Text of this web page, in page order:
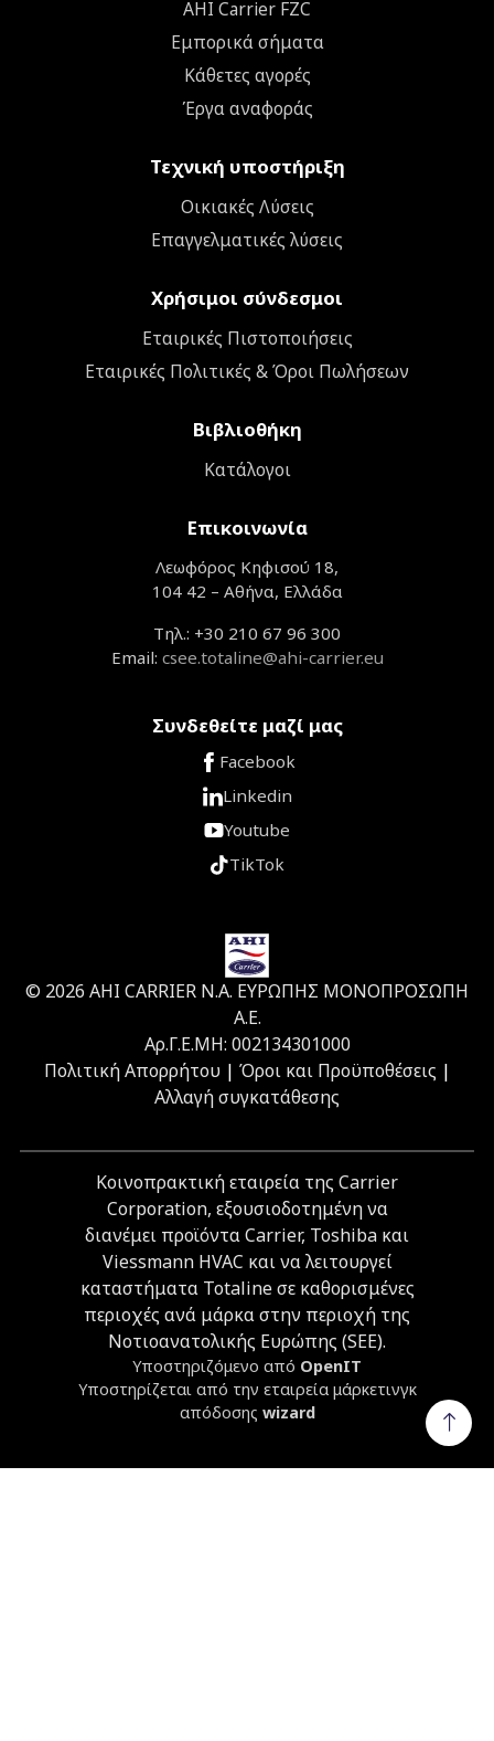
AHI Carrier FZC
Εμπορικά σήματα
Κάθετες αγορές
Έργα αναφοράς
Τεχνική υποστήριξη
Οικιακές Λύσεις
Επαγγελματικές λύσεις
Χρήσιμοι σύνδεσμοι
Εταιρικές Πιστοποιήσεις
Εταιρικές Πολιτικές & Όροι Πωλήσεων
Βιβλιοθήκη
Κατάλογοι
Επικοινωνία
Λεωφόρος Κηφισού 18,
104 42 – Αθήνα, Ελλάδα
Τηλ.: +30 210 67 96 300
Email: csee.totaline@ahi-carrier.eu
Συνδεθείτε μαζί μας
Facebook
Linkedin
Youtube
TikTok
© 2026 ΑΗΙ CARRIER Ν.Α. ΕΥΡΩΠΗΣ ΜΟΝΟΠΡΟΣΩΠΗ
Α.Ε.
Αρ.Γ.Ε.ΜΗ: 002134301000
Πολιτική Απορρήτου | Όροι και Προϋποθέσεις |
Αλλαγή συγκατάθεσης
Κοινοπρακτική εταιρεία της Carrier
Corporation, εξουσιοδοτημένη να
διανέμει προϊόντα Carrier, Toshiba και
Viessmann HVAC και να λειτουργεί
καταστήματα Totaline σε καθορισμένες
περιοχές ανά μάρκα στην περιοχή της
Νοτιοανατολικής Ευρώπης (SEE).
Υποστηριζόμενο από OpenIT
Υποστηρίζεται από την εταιρεία μάρκετινγκ
απόδοσης wizard